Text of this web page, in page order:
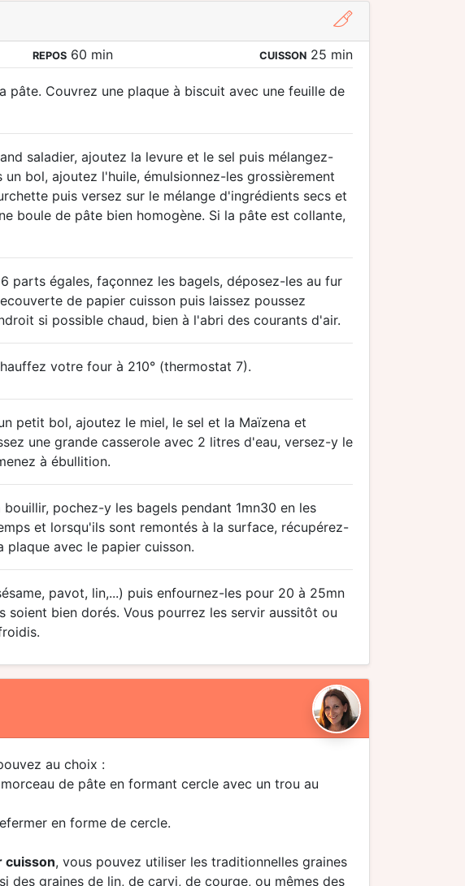
REPOS 60 min CUISSON 25 min
pâte. Couvrez une plaque à biscuit avec une feuille de
saladier, ajoutez la levure et le sel puis mélangez-
un bol, ajoutez l'huile, émulsionnez-les grossièrement
puis versez sur le mélange d'ingrédients secs et
boule de pâte bien homogène. Si la pâte est collante,
parts égales, façonnez les bagels, déposez-les au fur
de papier cuisson puis laissez poussez
si possible chaud, bien à l'abri des courants d'air.
votre four à 210° (thermostat 7).
petit bol, ajoutez le miel, le sel et la Maïzena et
une grande casserole avec 2 litres d'eau, versez-y le
à ébullition.
pochez-y les bagels pendant 1mn30 en les
et lorsqu'ils sont remontés à la surface, récupérez-
plaque avec le papier cuisson.
pavot, lin,...) puis enfournez-les pour 20 à 25mn
soient bien dorés. Vous pourrez les servir aussitôt ou
au choix :
de pâte en formant cercle avec un trou au
en forme de cercle.
cuisson, vous pouvez utiliser les traditionnelles graines
des graines de lin, de carvi, de courge, ou mêmes des